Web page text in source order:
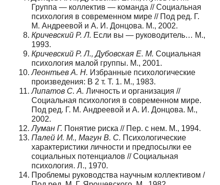
Группа — коллектив — команда // Со­циальная
психология в современном мире // Под ред. Г.
М. Андреевой и А. И. Дон­цова. М., 2002.
Кричевский Р. Л. Если вы — руководитель… М.,
1993.
Кричевский Р. Л., Дубовская Е. М. Социальная
психология малой группы. М., 2001.
Леонтьев А. Н. Избранные психологические
произведения: В 2 т. Т. 1. М., 1983.
Липатов С. А. Личность и организация //
Социальная психология в современ­ном мире.
Под ред. Г. М. Андреевой и А. И. Донцова. М.,
2002.
Луман Г. Понятие риска // Пер. с нем. М., 1994.
Палей И. М., Магун В. С. Психологические
характеристики личности и предпо­сылки ее
социальных потенциалов // Социальная
психология. Л., 1970.
Проблемы руководства научным коллективом /